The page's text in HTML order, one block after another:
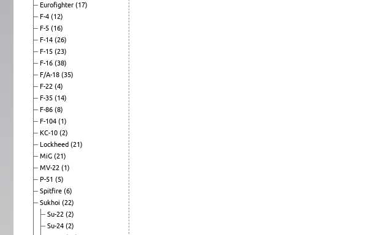
Eurofighter (17)
F-4 (12)
F-5 (16)
F-14 (26)
F-15 (23)
F-16 (38)
F/A-18 (35)
F-22 (4)
F-35 (14)
F-86 (8)
F-104 (1)
KC-10 (2)
Lockheed (21)
MiG (21)
MV-22 (1)
P-51 (5)
Spitfire (6)
Sukhoi (22)
Su-22 (2)
Su-24 (2)